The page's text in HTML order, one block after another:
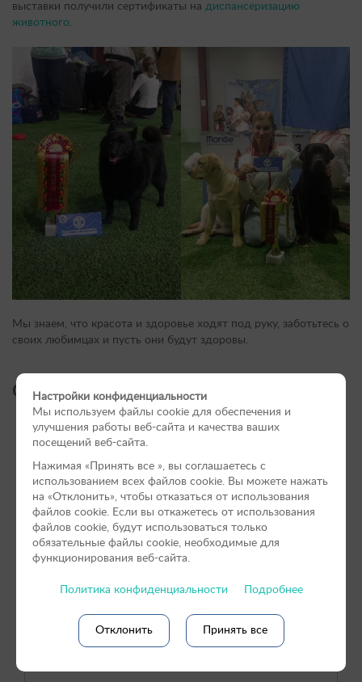
выставки получили сертификаты на диспансеризацию
животного.
Мы знаем, что красота и здоровье ходят под руку, заботьтесь о
своих любимцах и пусть они будут здоровы.
Онлайн-форма заявки:
Настройки конфиденциальности
Мы используем файлы cookie для обеспечения и
улучшения работы веб-сайта и качества ваших
посещений веб-сайта.
Нажимая «Принять вce », вы соглашаетесь с
использованием всех файлов cookie. Вы можете нажать
на «Отклонить», чтобы отказаться от использования
файлов сookie. Если вы откажетесь от использования
файлов cookie, будут использоваться только
обязательные файлы cookie, необходимые для
функционирования веб-сайта.
Политика конфиденциальности Подробнее
Отклонить Принять все